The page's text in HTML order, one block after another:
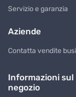
Servizio e garanzia
Aziende
Contatta vendite
Informazioni sul
negozio